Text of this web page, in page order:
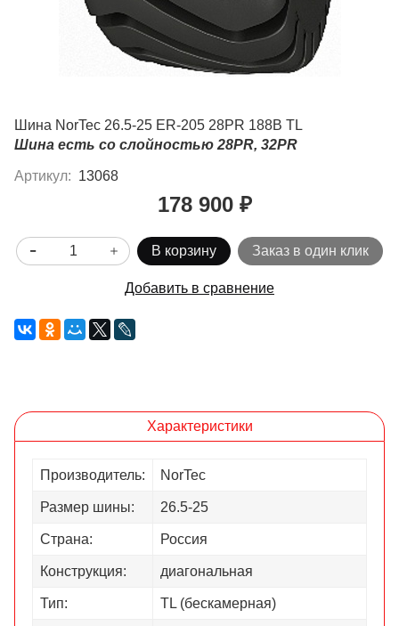
Шина NorTec 26.5-25 ER-205 28PR 188В TL
Шина есть со слойностью 28PR, 32PR
Артикул: 13068
178 900 ₽
В корзину Заказ в один клик
Добавить в сравнение
Характеристики
Производитель: NorTec
Размер шины: 26.5-25
Страна: Россия
Конструкция: диагональная
Тип: TL (бескамерная)